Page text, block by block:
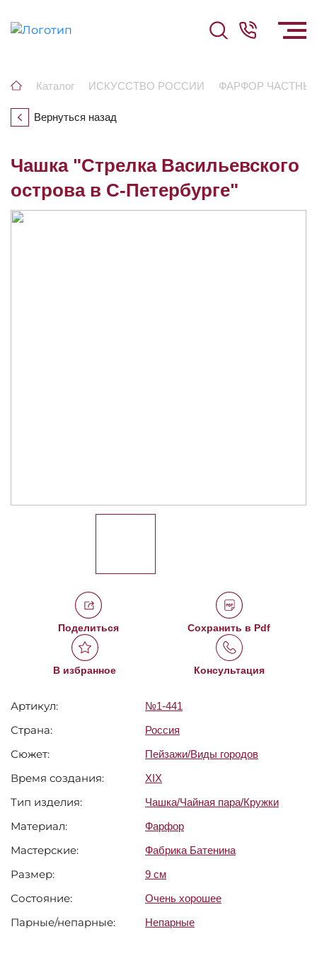
Каталог ИСКУССТВО РОССИИ ФАРФОР
Вернуться назад
Чашка "Стрелка Васильевского
острова в С-Петербурге"
Поделиться Сохранить в Pdf
В избранное Консультация
Артикул: №1-441
Страна: Россия
Сюжет: Пейзажи/Виды городов
Время создания: XIX
Тип изделия: Чашка/Чайная пара/Кружки
Материал: Фарфор
Мастерские: Фабрика Батенина
Размер: 9 см
Состояние: Очень хорошее
Парные/непарные: Непарные